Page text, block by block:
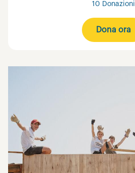
10 Donazioni
Dona ora